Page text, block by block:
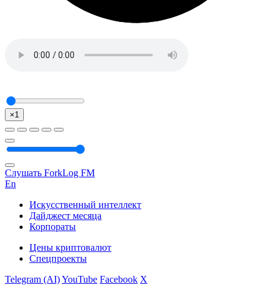
×1
Слушать ForkLog FM
En
Искусственный интеллект
Дайджест месяца
Корпораты
Цены криптовалют
Спецпроекты
Telegram (AI)YouTube Facebook X